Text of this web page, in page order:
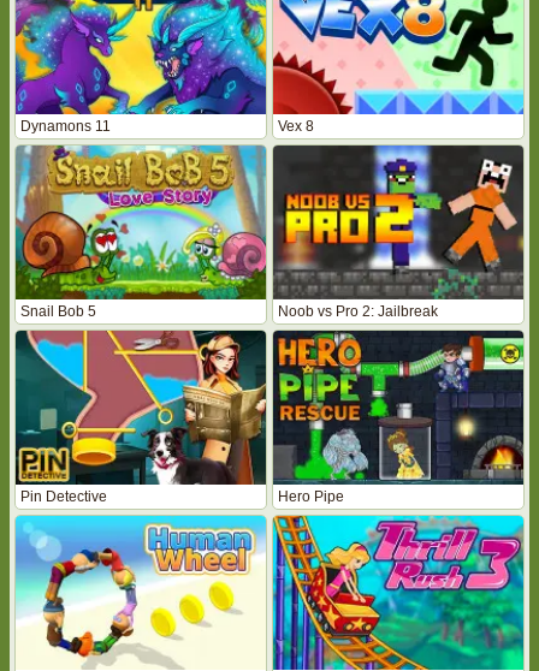
Dynamons 11 Vex 8
Snail Bob 5 Noob vs Pro 2: Jailbreak
Pin Detective Hero Pipe